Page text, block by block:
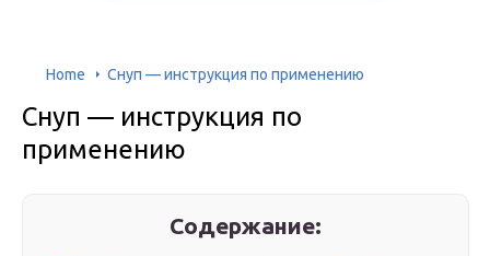
Home Снуп — инструкция по применению
Снуп — инструкция по
применению
Содержание: